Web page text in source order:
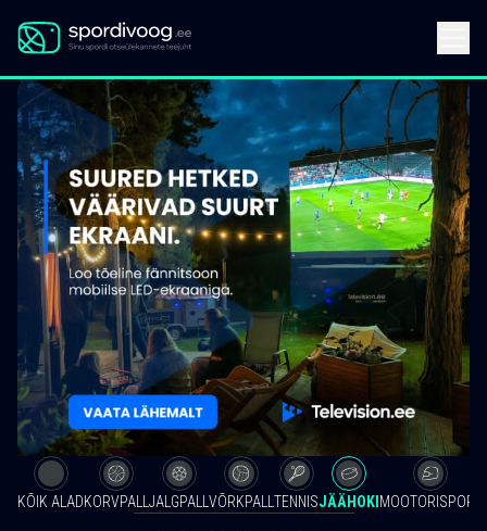
KÕIK ALADKORVPALL JALGPALL VÕRKPALL TENNISJÄÄHOKI MOOTORISPORT